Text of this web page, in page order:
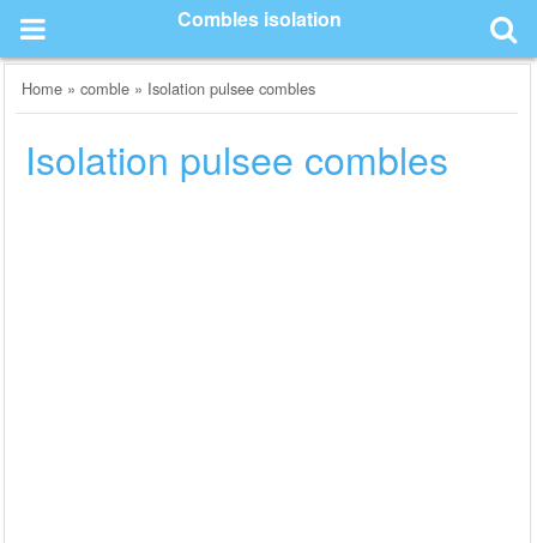
content
Combles isolation
Home »comble » Isolation pulsee combles
Isolation pulsee combles